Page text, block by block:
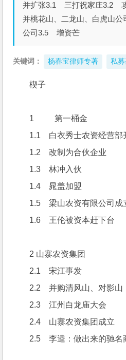
并扩张3.1 三打祝家庄3.2
并桃花山、二龙山、白虎山
公司3.5 增资芒
关键词： 杨春宝律师专著 私
楔子
1          第一桶金
1.1    白衣秀士农资经营部
1.2    改制为合伙企业
1.3    林冲入伙
1.4    晁盖加盟
1.5    梁山农资有限公司成
1.6    王伦被资本赶下台
2 山寨农资集团
2.1    宋江事发
2.2    并购清风山、对影
2.3    江州白龙庙大会
2.4    山寨农资集团成立
2.5    李逵：做出来的驰名